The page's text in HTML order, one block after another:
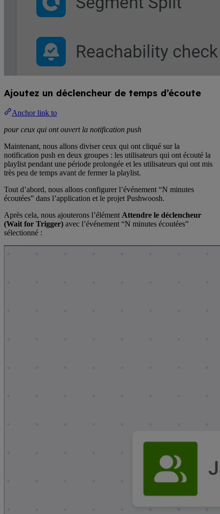
Ajoutez un déclencheur de temps d’écoute
Anchor link to
pour ceux qui ont ouvert la notification push
Maintenant, nous allons diviser ceux qui ont cliqué sur la
notification push en deux groupes : les utilisateurs qui ont écouté la
playlist pendant une période prolongée et les utilisateurs qui ont mis
très peu de temps avant de fermer la playlist.
Tout d’abord, nous allons configurer l’événement “N minutes
écoutées” dans l’application et le projet Pushwoosh.
Après cela, nous ajouterons l’élémentAttendre le déclencheur
(Wait for Trigger) avec l’événement “N minutes écoutées”
sélectionné :